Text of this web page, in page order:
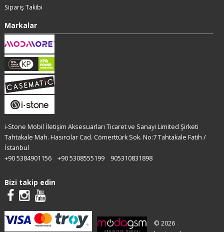
Sipariş Takibi
Markalar
i-Stone Mobil İletişim Aksesuarları Ticaret ve Sanayi Limited Şirketi
Tahtakale Mah. Hasırcılar Cad. Cömerttürk Sok. No:7 Tahtakale Fatih /
İstanbul
+90 5384901156
+90 5308555199 905310831898
Bizi takip edin
© 2026